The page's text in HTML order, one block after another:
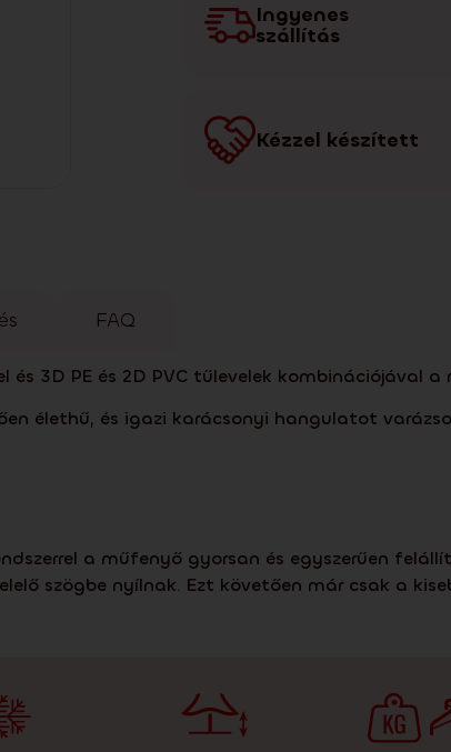
Ingyenes
szállítás
Kézzel készített
FAQ
3D PE és 2D PVC tűlevelek kombinációjával
élethű, és igazi karácsonyi hangulatot
a műfenyő gyorsan és egyszerűen
szögbe nyílnak. Ezt követően már csak a